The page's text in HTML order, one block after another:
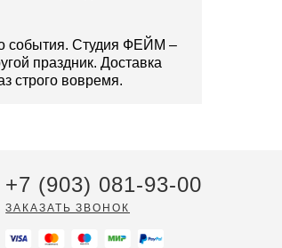
события. Студия ФЕЙМ –
праздник. Доставка
строго вовремя.
+7 (903) 081-93-00
ЗАКАЗАТЬ ЗВОНОК